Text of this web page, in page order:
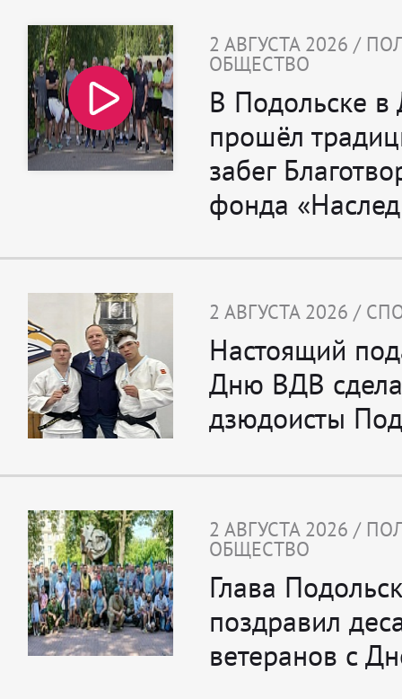
2 АВГУСТА 2026 /
ОБЩЕСТВО
В Подольске
прошёл
забег
фонда
2 АВГУСТА 2026 /
Настоящий
Дню ВДВ
дзюдоисты
2 АВГУСТА 2026 /
ОБЩЕСТВО
Глава
поздравил
ветеранов с